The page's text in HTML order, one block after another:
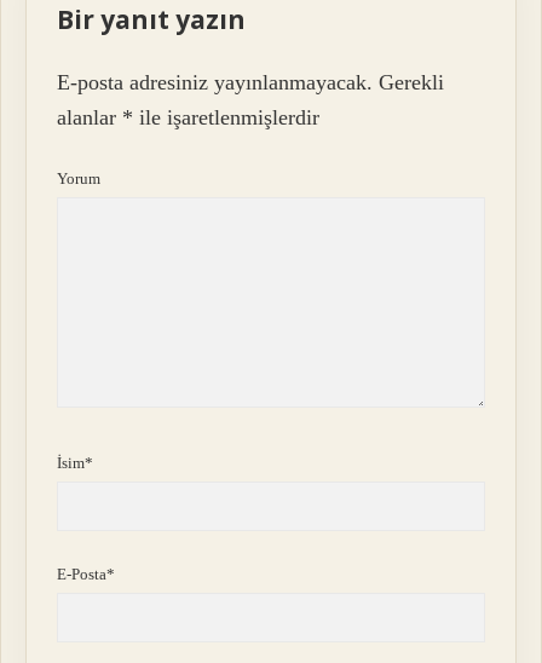
Bir yanıt yazın
E-posta adresiniz yayınlanmayacak. Gerekli
alanlar * ile işaretlenmişlerdir
Yorum
İsim*
E-Posta*